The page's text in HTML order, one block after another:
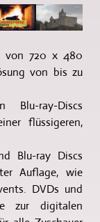
von 720 x 480
von bis zu
Blu-ray-Discs
flüssigeren,
Blu-ray Discs
Auflage, wie
DVDs und
zur digitalen